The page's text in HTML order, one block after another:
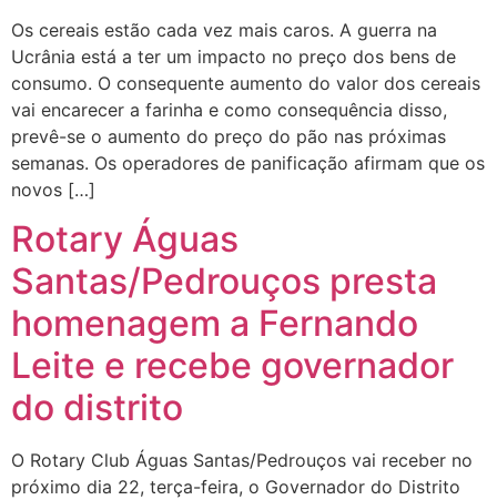
Os cereais estão cada vez mais caros. A guerra na
Ucrânia está a ter um impacto no preço dos bens de
consumo. O consequente aumento do valor dos cereais
vai encarecer a farinha e como consequência disso,
prevê-se o aumento do preço do pão nas próximas
semanas. Os operadores de panificação afirmam que os
novos […]
Rotary Águas
Santas/Pedrouços presta
homenagem a Fernando
Leite e recebe governador
do distrito
O Rotary Club Águas Santas/Pedrouços vai receber no
próximo dia 22, terça-feira, o Governador do Distrito